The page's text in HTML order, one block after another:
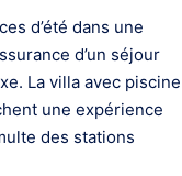
d’été dans une
d’un séjour
La villa avec piscine
une expérience
des stations